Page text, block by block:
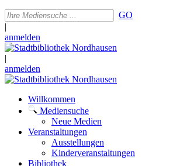
GO
|
anmelden
|
anmelden
Willkommen
Mediensuche
Neue Medien
Veranstaltungen
Ausstellungen
Kinderveranstaltungen
Bibliothek